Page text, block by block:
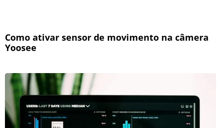
Como ativar sensor de movimento na câmera
Yoosee